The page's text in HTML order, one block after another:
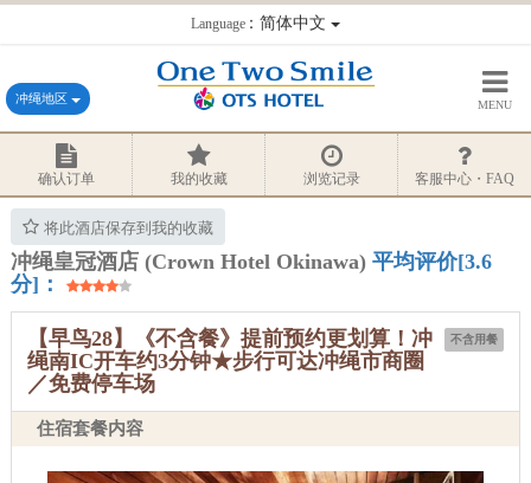
Language：简体中文
冲绳地区 MENU
确认订单 我的收藏 浏览记录 客服中心・FAQ
将此酒店保存到我的收藏
冲绳皇冠酒店 (Crown Hotel Okinawa) 平均评价[3.6
分]：
不含用餐
【早鸟28】《不含餐》提前预约更划算！冲
绳南IC开车约3分钟★步行可达冲绳市商圈
／免费停车场
住宿套餐内容